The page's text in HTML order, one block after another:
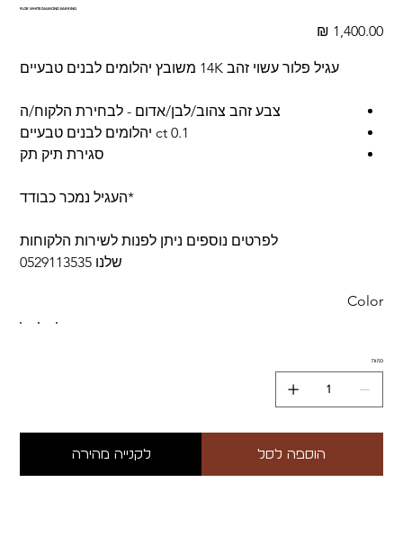
FLOR WHITE DIAMOND EARRING
מחיר ‏1,400.00 ‏₪
עגיל פלור עשוי זהב 14K משובץ יהלומים לבנים טבעיים
צבע זהב צהוב/לבן/אדום - לבחירת הלקוח/ה
0.1 ct יהלומים לבנים טבעיים
סגירת תיק תק
*העגיל נמכר כבודד
לפרטים נוספים ניתן לפנות לשירות הלקוחות
שלנו 0529113535
Color
כמות
הוספה לסל לקנייה מהירה